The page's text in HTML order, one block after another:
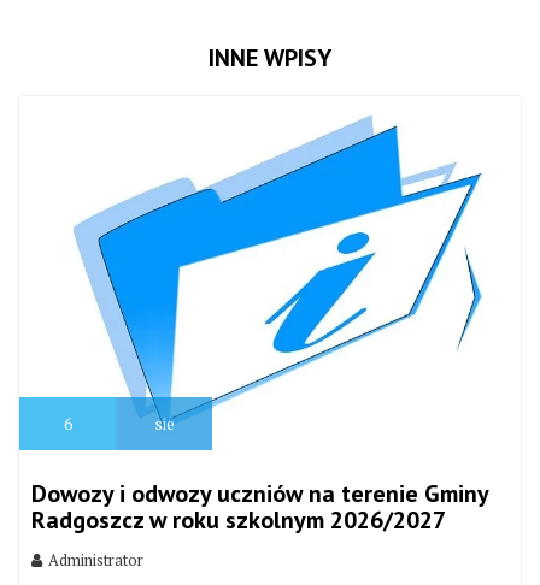
INNE WPISY
6 sie
Dowozy i odwozy uczniów na terenie Gminy
Radgoszcz w roku szkolnym 2026/2027
Administrator